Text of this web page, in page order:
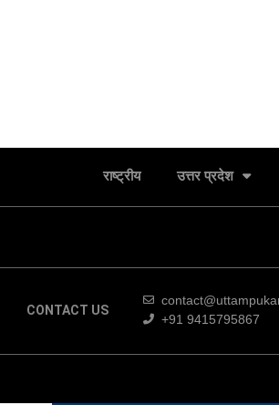
राष्ट्रीय उत्तर प्रदेश
CONTACT US
+91 9415795867
चिकित्सक उपचार दौरान किसी